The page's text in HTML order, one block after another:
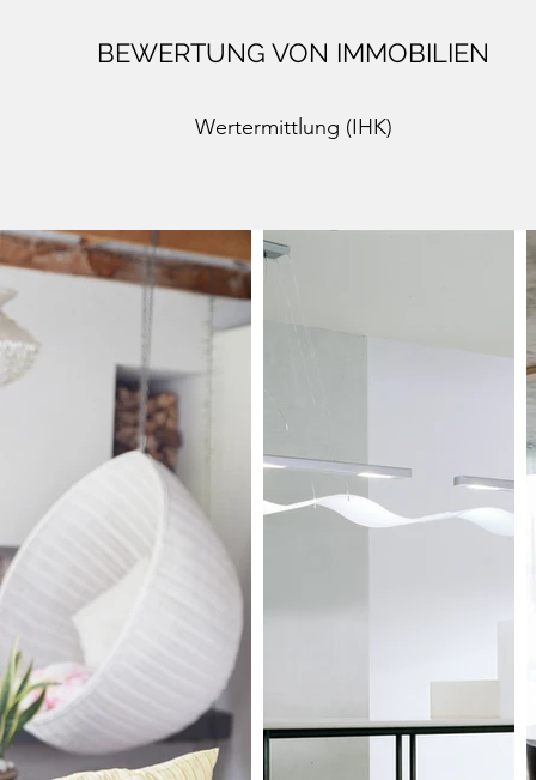
BEWERTUNG VON IMMOBILIEN
Wertermittlung (IHK)